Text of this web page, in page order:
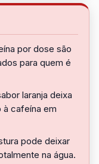
por dose são
para quem é
laranja deixa
à cafeína em
pode deixar
na água.